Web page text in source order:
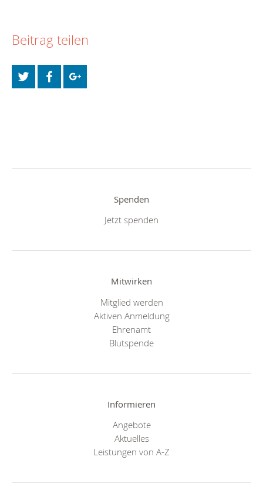
Beitrag teilen
Spenden
Jetzt spenden
Mitwirken
Mitglied werden
Aktiven Anmeldung
Ehrenamt
Blutspende
Informieren
Angebote
Aktuelles
Leistungen von A-Z